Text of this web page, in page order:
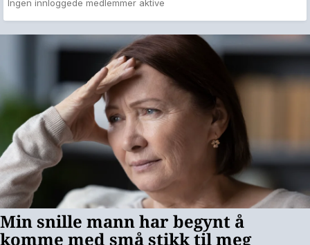
Ingen innloggede medlemmer aktive